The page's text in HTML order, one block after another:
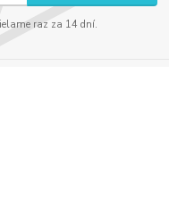
raz za 14 dní.